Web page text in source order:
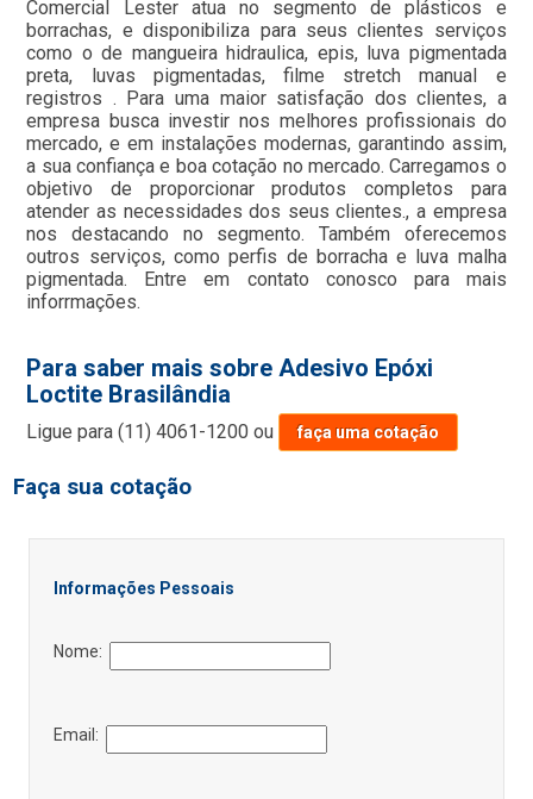
Comercial Lester atua no segmento de plásticos e
borrachas, e disponibiliza para seus clientes serviços
como o de mangueira hidraulica, epis, luva pigmentada
preta, luvas pigmentadas, filme stretch manual e
registros . Para uma maior satisfação dos clientes, a
empresa busca investir nos melhores profissionais do
mercado, e em instalações modernas, garantindo assim,
a sua confiança e boa cotação no mercado. Carregamos o
objetivo de proporcionar produtos completos para
atender as necessidades dos seus clientes., a empresa
nos destacando no segmento. Também oferecemos
outros serviços, como perfis de borracha e luva malha
pigmentada. Entre em contato conosco para mais
inforrmações.
Para saber mais sobre Adesivo Epóxi
Loctite Brasilândia
Ligue para(11) 4061-1200 ou faça uma cotação
Faça sua cotação
Informações Pessoais
Nome:
Email: